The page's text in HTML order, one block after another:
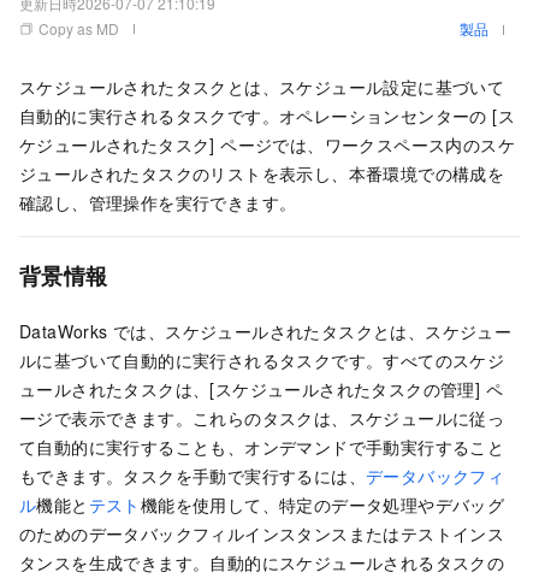
Copy as MD
製品
スケジュールされたタスクとは、スケジュール設定に基づいて
自動的に実行されるタスクです。オペレーションセンターの [ス
ケジュールされたタスク] ページでは、ワークスペース内のスケ
ジュールされたタスクのリストを表示し、本番環境での構成を
確認し、管理操作を実行できます。
背景情報
DataWorks では、スケジュールされたタスクとは、スケジュー
ルに基づいて自動的に実行されるタスクです。すべてのスケジ
ュールされたタスクは、[スケジュールされたタスクの管理] ペ
ージで表示できます。これらのタスクは、スケジュールに従っ
て自動的に実行することも、オンデマンドで手動実行すること
もできます。タスクを手動で実行するには、 データバックフィ
ル機能と テスト 機能を使用して、特定のデータ処理やデバッグ
のためのデータバックフィルインスタンスまたはテストインス
タンスを生成できます。自動的にスケジュールされるタスクの